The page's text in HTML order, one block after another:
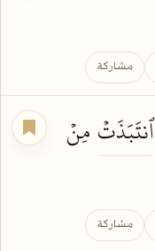
مشاركة
ٱنتَبَذَتۡ مِنۡ
مشاركة